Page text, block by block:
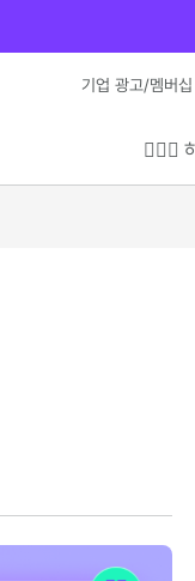
기업 광고/멤버
💁🏻‍♂️